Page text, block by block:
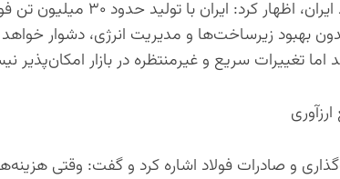
فعلی صنعت فولاد
بهبود زیرساخت‌ها و مدیریت انرژی، دشوار خواهد
و صادرات فولاد اشاره کرد و گفت: وقتی